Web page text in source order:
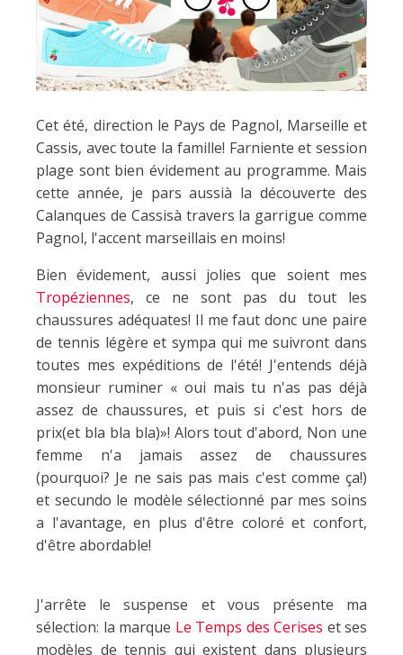
Cet été, direction le Pays de Pagnol, Marseille et
Cassis, avec toute la famille! Farniente et session
plage sont bien évidement au programme. Mais
cette année, je pars aussià la découverte des
Calanques de Cassisà travers la garrigue comme
Pagnol, l'accent marseillais en moins!
Bien évidement, aussi jolies que soient mes
Tropéziennes, ce ne sont pas du tout les
chaussures adéquates! Il me faut donc une paire
de tennis légère et sympa qui me suivront dans
toutes mes expéditions de l'été! J'entends déjà
monsieur ruminer « oui mais tu n'as pas déjà
assez de chaussures, et puis si c'est hors de
prix(et bla bla bla)»! Alors tout d'abord, Non une
femme n'a jamais assez de chaussures
(pourquoi? Je ne sais pas mais c'est comme ça!)
et secundo le modèle sélectionné par mes soins
a l'avantage, en plus d'être coloré et confort,
d'être abordable!
J'arrête le suspense et vous présente ma
sélection: la marque Le Temps des Cerises et ses
modèles de tennis qui existent dans plusieurs